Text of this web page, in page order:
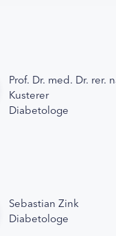
Prof. Dr. med. Dr. rer.
Kusterer
Diabetologe
Sebastian Zink
Diabetologe